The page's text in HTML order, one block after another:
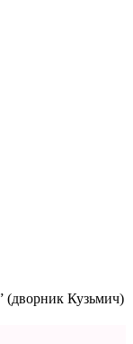
(дворник Кузьмич)